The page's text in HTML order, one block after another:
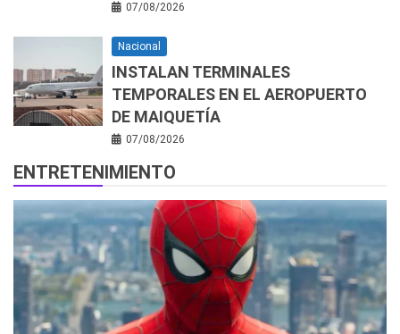
07/08/2026
Nacional
INSTALAN TERMINALES
TEMPORALES EN EL AEROPUERTO
DE MAIQUETÍA
07/08/2026
ENTRETENIMIENTO